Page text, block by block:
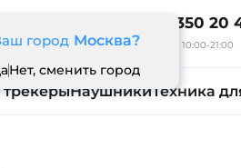
город Москва?
Нет, сменить город
8 800 350 20
Ежедневно 10:00-21:00
НаушникиТехника